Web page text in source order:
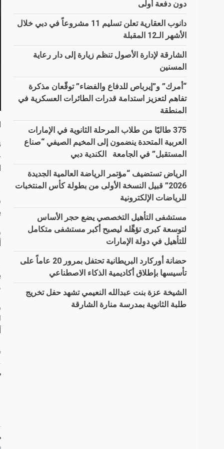
دون دفعة أولى
دانوب العقارية تعلن تسليم 11 مشروعاً في دبي خلال
الأشهر الـ12 المقبلة
الشارقة لإدارة الأصول تنظم زيارة إلى دار رعاية
المسنين
“أمرك” و”إيرباص للدفاع والفضاء” توقّعان مذكرة
تفاهم لتعزيز استدامة قدرات الطائرات العسكرية في
المنطقة
375 طالبًا من طلاب المرحلة الثانوية في الإمارات
العربية المتحدة ينضمون إلى المخيم الصيفي “صناع
المستقبل” في الجامعة الكندية دبي
الرياض تستضيف “مؤتمر الرياضة العالمية الجديدة
2026” قبيل النسخة الأولى من بطولة كأس المنتخبات
للرياضات الإلكترونية
مستشفى التأهيل التخصصي يضع حجر الأساس
لتوسعة كبرى تؤهِّله ليصبح أكبر مستشفى متكامل
للتأهيل في دولة الإمارات
حضانة أوركارد البريطانية تحتفل بمرور 20 عاماً على
تأسيسها بإطلاق أكاديمية الذكاء الاصطناعي
الشيخة عزة بنت عبدالله النعيمي تشهد حفل تخريج
طلبة الثانوية بمدرسة منارة الشارقة